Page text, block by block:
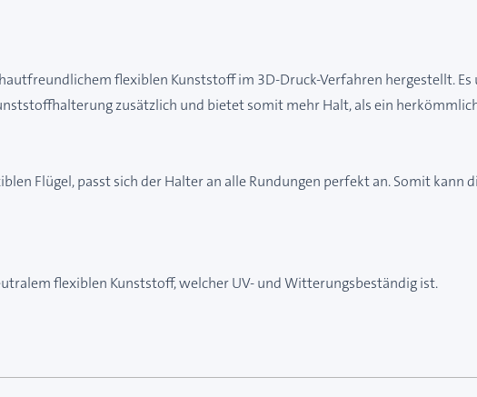
flexiblen Kunststoff im 3D-Druck-Verfahren hergestellt.
zusätzlich und bietet somit mehr Halt, als ein
Flügel, passt sich der Halter an alle Rundungen perfekt an. Somit kann
flexiblen Kunststoff, welcher UV- und Witterungsbeständig ist.